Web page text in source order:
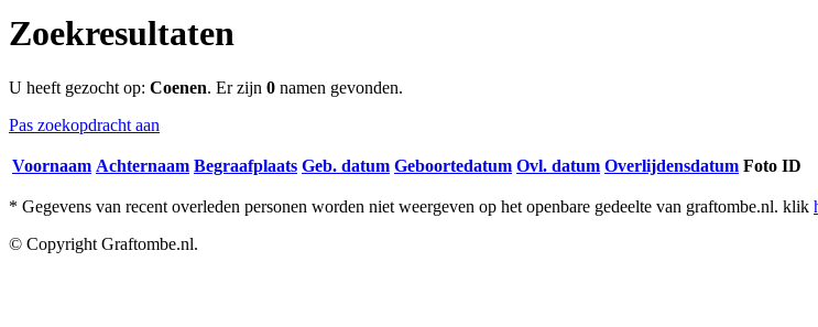
Zoekresultaten
U heeft gezocht op: Coenen. Er zijn 0 namen gevonden.
Pas zoekopdracht aan
Voornaam Achternaam Begraafplaats Geb. datum Geboortedatum Ovl. datum Overlijdensdatum Foto ID
* Gegevens van recent overleden personen worden niet weergeven op het openbare gedeelte van graftombe.nl. klik
© Copyright Graftombe.nl.